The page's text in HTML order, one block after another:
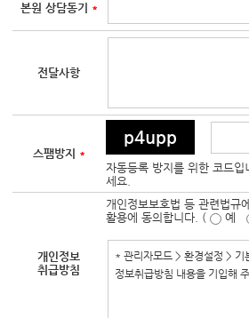
본원 상담동기 *
전달사항
스팸방지 *
p4upp
자동등록 방지를 위한 코드
세요.
개인정보
취급방침
개인정보보호법 등 관련법규
활용에 동의합니다. (
예